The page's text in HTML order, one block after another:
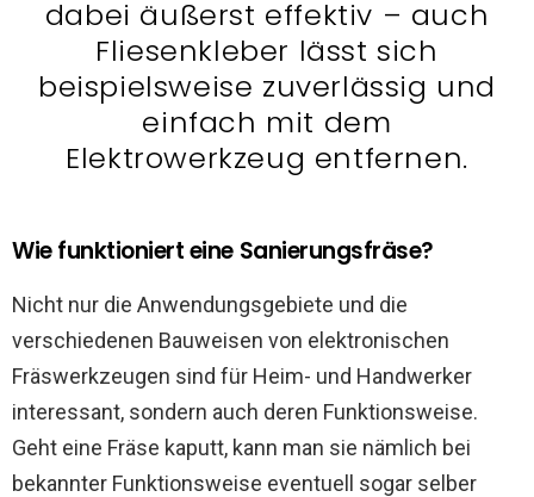
dabei äußerst effektiv – auch
Fliesenkleber lässt sich
beispielsweise zuverlässig und
einfach mit dem
Elektrowerkzeug entfernen.
Wie funktioniert eine Sanierungsfräse?
Nicht nur die Anwendungsgebiete und die
verschiedenen Bauweisen von elektronischen
Fräswerkzeugen sind für Heim- und Handwerker
interessant, sondern auch deren Funktionsweise.
Geht eine Fräse kaputt, kann man sie nämlich bei
bekannter Funktionsweise eventuell sogar selber